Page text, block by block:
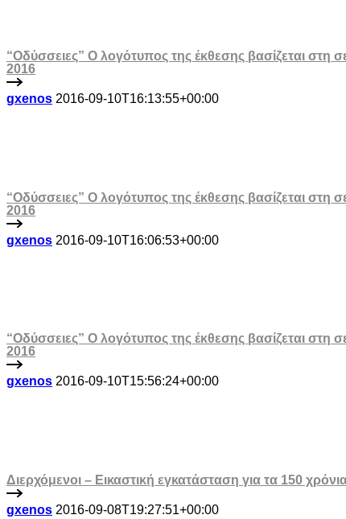
“Οδύσσειες” Ο λογότυπος της έκθεσης βασίζεται στη
2016
gxenos 2016-09-10T16:13:55+00:00
“Οδύσσειες” Ο λογότυπος της έκθεσης βασίζεται στη
2016
gxenos 2016-09-10T16:06:53+00:00
“Οδύσσειες” Ο λογότυπος της έκθεσης βασίζεται στη
2016
gxenos 2016-09-10T15:56:24+00:00
Διερχόμενοι – Εικαστική εγκατάσταση για τα 150
gxenos 2016-09-08T19:27:51+00:00